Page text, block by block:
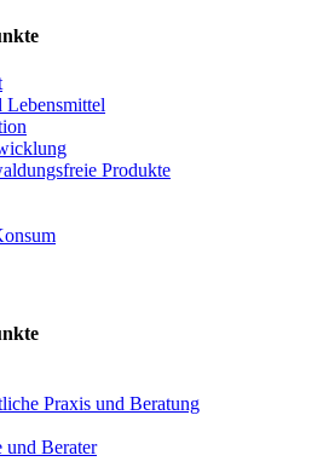
Le­bens­mit­tel
Pro­duk­te
Pra­xis und Be­ra­tung
und Be­ra­ter